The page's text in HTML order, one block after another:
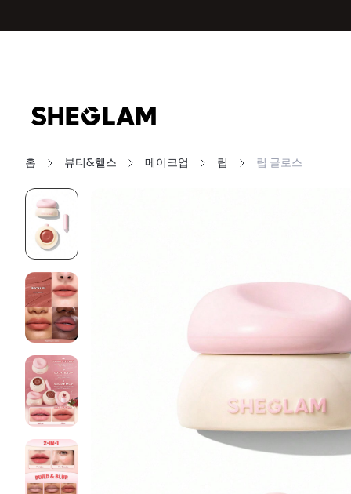
홈 뷰티&헬스 메이크업 립 립 글로스